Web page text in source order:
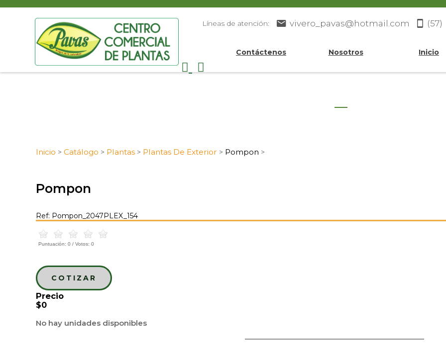
Líneas de atención: vivero_pavas@hotmail.com (57)
Contáctenos Nosotros Inicio
Inicio > Catálogo > Plantas > Plantas De Exterior > Pompon >
Pompon
Ref: Pompon_2047PLEX_154
Puntuación: 0 / Votos: 0
COTIZAR
Precio
$0
No hay unidades disponibles